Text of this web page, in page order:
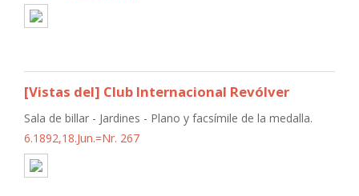
[Vistas del] Club Internacional Revólver
Sala de billar - Jardines - Plano y facsímile de la medalla.
6.1892,18.Jun.=Nr. 267